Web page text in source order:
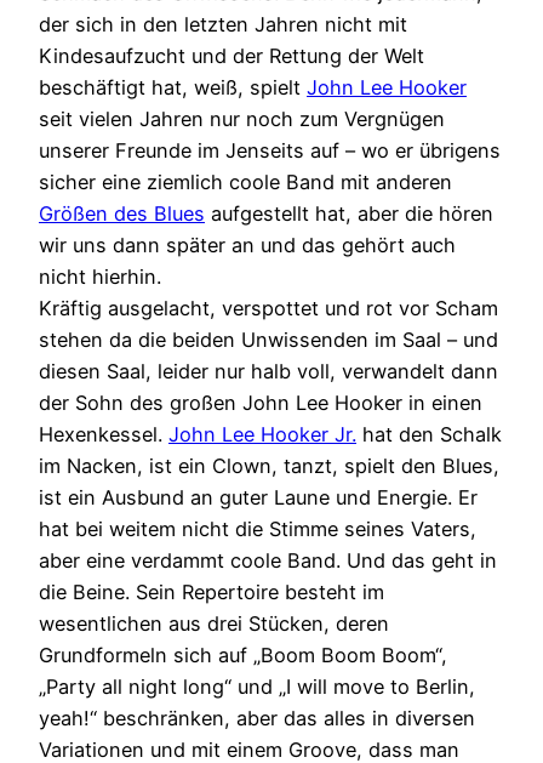
der sich in den letzten Jahren nicht mit
Kindesaufzucht und der Rettung der Welt
beschäftigt hat, weiß, spielt John Lee Hooker
seit vielen Jahren nur noch zum Vergnügen
unserer Freunde im Jenseits auf – wo er übrigens
sicher eine ziemlich coole Band mit anderen
Größen des Blues aufgestellt hat, aber die hören
wir uns dann später an und das gehört auch
nicht hierhin.
Kräftig ausgelacht, verspottet und rot vor Scham
stehen da die beiden Unwissenden im Saal – und
diesen Saal, leider nur halb voll, verwandelt dann
der Sohn des großen John Lee Hooker in einen
Hexenkessel. John Lee Hooker Jr. hat den Schalk
im Nacken, ist ein Clown, tanzt, spielt den Blues,
ist ein Ausbund an guter Laune und Energie. Er
hat bei weitem nicht die Stimme seines Vaters,
aber eine verdammt coole Band. Und das geht in
die Beine. Sein Repertoire besteht im
wesentlichen aus drei Stücken, deren
Grundformeln sich auf „Boom Boom Boom“,
„Party all night long“ und „I will move to Berlin,
yeah!“ beschränken, aber das alles in diversen
Variationen und mit einem Groove, dass man